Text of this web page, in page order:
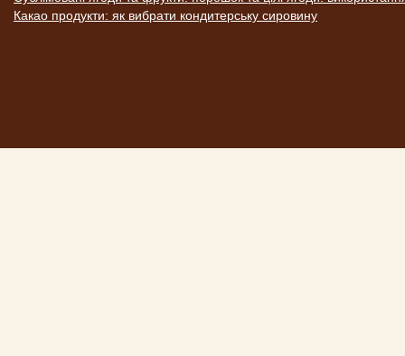
Какао продукти: як вибрати кондитерську сировину